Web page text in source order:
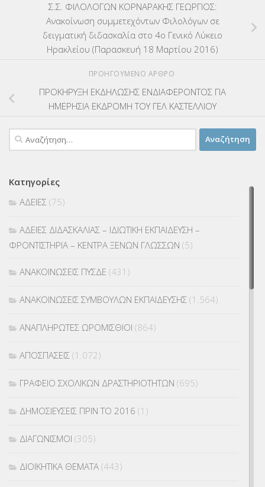
Σ.Σ. ΦΙΛΟΛΟΓΩΝ ΚΟΡΝΑΡΑΚΗΣ ΓΕΩΡΓΙΟΣ:
Ανακοίνωση συμμετεχόντων Φιλολόγων σε
δειγματική διδασκαλία στο 4ο Γενικό Λύκειο
Ηρακλείου (Παρασκευή 18 Μαρτίου 2016)
ΠΡΟΗΓΟΎΜΕΝΟ ΆΡΘΡΟ
ΠΡΟΚΗΡΥΞΗ ΕΚΔΗΛΩΣΗΣ ΕΝΔΙΑΦΕΡΟΝΤΟΣ ΓΙΑ
ΗΜΕΡΗΣΙΑ ΕΚΔΡΟΜΗ ΤΟΥ ΓΕΛ ΚΑΣΤΕΛΛΙΟΥ
Αναζήτηση
για:
Κατηγορίες
ΑΔΕΙΕΣ (75)
ΑΔΕΙΕΣ ΔΙΔΑΣΚΑΛΙΑΣ – ΙΔΙΩΤΙΚΗ ΕΚΠΑΙΔΕΥΣΗ –
ΦΡΟΝΤΙΣΤΗΡΙΑ – ΚΕΝΤΡΑ ΞΕΝΩΝ ΓΛΩΣΣΩΝ (5)
ΑΝΑΚΟΙΝΩΣΕΙΣ ΠΥΣΔΕ (431)
ΑΝΑΚΟΙΝΩΣΕΙΣ ΣΥΜΒΟΥΛΩΝ ΕΚΠΑΙΔΕΥΣΗΣ (1.564)
ΑΝΑΠΛΗΡΩΤΕΣ ΩΡΟΜΙΣΘΙΟΙ (864)
ΑΠΟΣΠΑΣΕΙΣ (1.072)
ΓΡΑΦΕΙΟ ΣΧΟΛΙΚΩΝ ΔΡΑΣΤΗΡΙΟΤΗΤΩΝ (695)
ΔΗΜΟΣΙΕΥΣΕΙΣ ΠΡΙΝ ΤΟ 2016 (1)
ΔΙΑΓΩΝΙΣΜΟΙ (305)
ΔΙΟΙΚΗΤΙΚΑ ΘΕΜΑΤΑ (443)